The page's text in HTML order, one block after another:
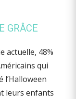
GRÂCE
actuelle, 48%
qui
l’Halloween
leurs enfants